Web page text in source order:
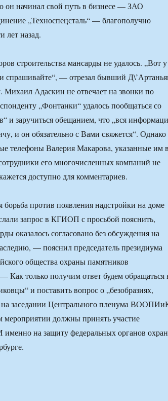
он начинал свой путь в бизнесе — ЗАО
„Техноспецсталь“ — благополучно
лет назад.
строительства мансарды не удалось. „Вот у
спрашивайте“, — отрезал бывший
Адаскин не отвечает на звонки по
„Фонтанки“ удалось пообщаться со
заручиться обещанием, что „вся
и он обязательно с Вами свяжется“. Однако
телефоны Валерия Макарова, указанные им
его многочисленных компаний не
доступно для комментариев.
против появления надстройки на доме
запрос в КГИОП с просьбой пояснить,
оказалось согласовано без обсуждения на
— пояснил председатель президиума
общества охраны памятников
только получим ответ будем обращаться
и поставить вопрос о „безобразиях,
на заседании Центрального пленума
мероприятии должны принять участие
именно на защиту федеральных органов